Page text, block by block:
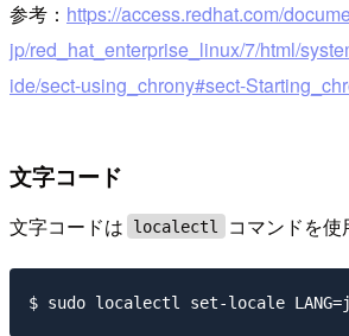
参考： https://access.redhat.com/
jp/red_hat_enterprise_linux/7/html/
ide/sect-using_chrony#sect-
文字コード
文字コードは localectl コマンドを使